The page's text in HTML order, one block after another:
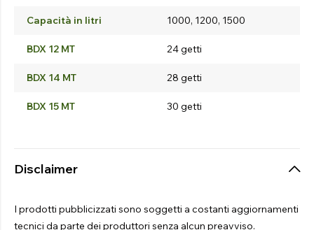
Capacità in litri 1000, 1200, 1500
BDX 12 MT 24 getti
BDX 14 MT 28 getti
BDX 15 MT 30 getti
Disclaimer
I prodotti pubblicizzati sono soggetti a costanti aggiornamenti
tecnici da parte dei produttori senza alcun preavviso.